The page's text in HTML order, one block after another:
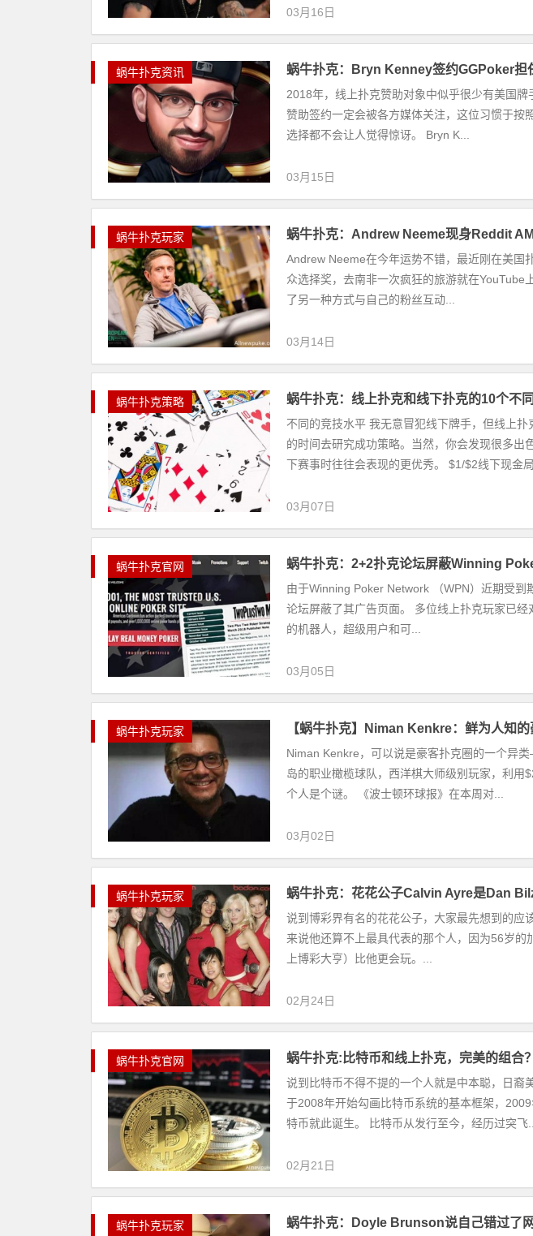
03月16日
蜗牛扑克资讯 蜗牛扑克：Bryn Kenney签约GGPoker担
2018年，线上扑克赞助对象中似乎很少有美国
赞助签约一定会被各方媒体关注，这位习惯于按
选择都不会让人觉得惊讶。 Bryn K...
03月15日
蜗牛扑克玩家 蜗牛扑克：Andrew Neeme现身Reddit
Andrew Neeme在今年运势不错，最近刚在美国
众选择奖，去南非一次疯狂的旅游就在YouTube
了另一种方式与自己的粉丝互动...
03月14日
蜗牛扑克策略 蜗牛扑克：线上扑克和线下扑克的10个不
不同的竞技水平 我无意冒犯线下牌手，但线上
的时间去研究成功策略。当然，你会发现很多出
下赛事时往往会表现的更优秀。 $1/$2线下现金局
03月07日
蜗牛扑克官网 蜗牛扑克：2+2扑克论坛屏蔽Winning
由于Winning Poker Network （WPN）近期受到
论坛屏蔽了其广告页面。 多位线上扑克玩家已
的机器人，超级用户和可...
03月05日
蜗牛扑克玩家 【蜗牛扑克】Niman Kenkre：鲜为人知
Niman Kenkre，可以说是豪客扑克圈的一个异
岛的职业橄榄球队，西洋棋大师级别玩家，利用
个人是个谜。 《波士顿环球报》在本周对...
03月02日
蜗牛扑克玩家 蜗牛扑克：花花公子Calvin Ayre是Dan
说到博彩界有名的花花公子，大家最先想到的应
来说他还算不上最具代表的那个人，因为56岁的
上博彩大亨）比他更会玩。...
02月24日
蜗牛扑克官网 蜗牛扑克:比特币和线上扑克，完美的组合？
说到比特币不得不提的一个人就是中本聪，日裔
于2008年开始勾画比特币系统的基本框架，
特币就此诞生。 比特币从发行至今，经历过突飞...
02月21日
蜗牛扑克玩家 蜗牛扑克：Doyle Brunson说自己错过了